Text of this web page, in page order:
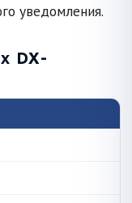
уведомления.
DX-